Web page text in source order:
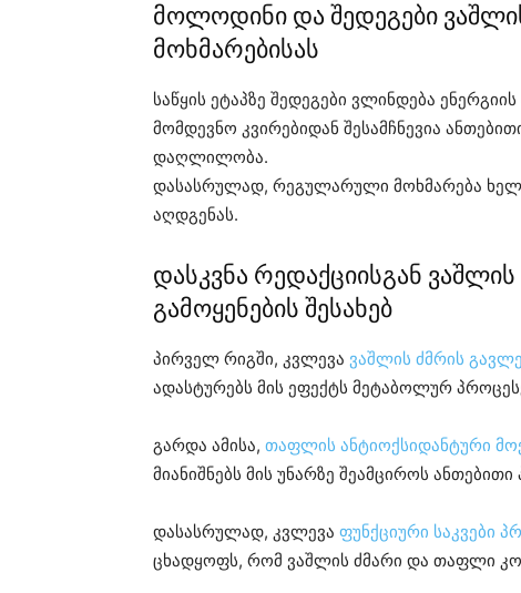
მოლოდინი და შედეგები
მოხმარებისას
საწყის ეტაპზე შედეგები ვლინდება
მომდევნო კვირებიდან შესამჩნევია
დაღლილობა.
დასასრულად, რეგულარული მოხმარება
აღდგენას.
დასკვნა რედაქციისგან
გამოყენების შესახებ
პირველ რიგში, კვლევა ვაშლის ძმრის
ადასტურებს მის ეფექტს მეტაბოლურ
გარდა ამისა, თაფლის ანტიოქსიდანტური
მიანიშნებს მის უნარზე შეამციროს
დასასრულად, კვლევა ფუნქციური საკვები
ცხადყოფს, რომ ვაშლის ძმარი და თაფლი